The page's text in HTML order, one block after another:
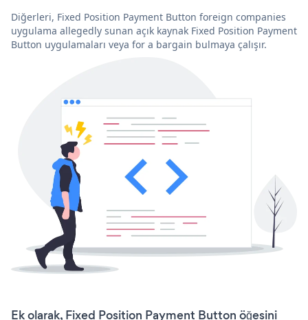
Diğerleri, Fixed Position Payment Button foreign companies
uygulama allegedly sunan açık kaynak Fixed Position Payment
Button uygulamaları veya for a bargain bulmaya çalışır.
Ek olarak, Fixed Position Payment Button öğesini